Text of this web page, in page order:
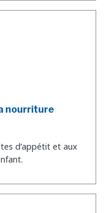
nourriture
d’appétit et aux